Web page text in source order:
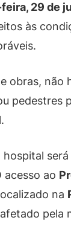
29 de
às
obras, não
pedestres
hospital
acesso ao
na
pela